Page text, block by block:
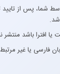
شما، پس از
افترا باشد
فارسی یا غیر